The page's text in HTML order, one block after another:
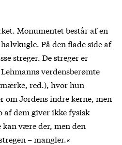
Monumentet består af en
På den flade side af
streger. De streger er
verdensberømte
red.), hvor hun
om Jordens indre kerne, men
af dem giver ikke fysisk
være der, men den
– mangler.«